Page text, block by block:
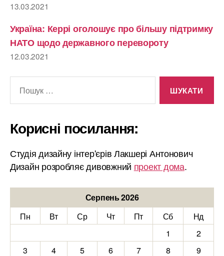
13.03.2021
Україна: Керрі оголошує про більшу підтримку
НАТО щодо державного перевороту
12.03.2021
Корисні посилання:
Студія дизайну інтер'єрів Лакшері Антонович
Дизайн розробляє дивовжний проект дома.
Серпень 2026
Пн
Вт Ср Чт Пт Сб
Нд
1
2
3
4 5 6 7 8 9